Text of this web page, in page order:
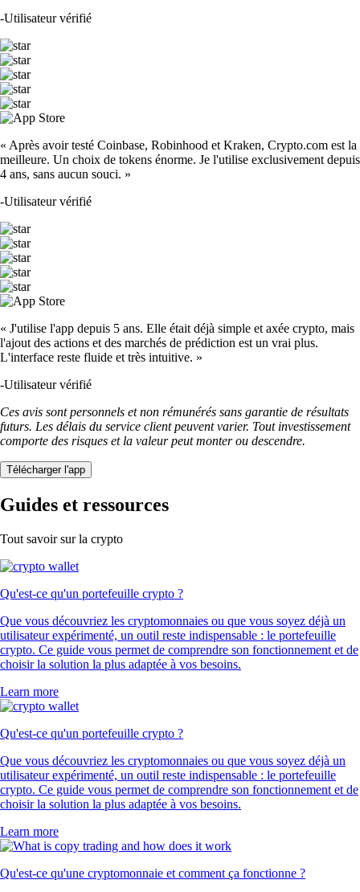
-Utilisateur vérifié
« Après avoir testé Coinbase, Robinhood et Kraken, Crypto.com est la
meilleure. Un choix de tokens énorme. Je l'utilise exclusivement depuis
4 ans, sans aucun souci. »
-Utilisateur vérifié
« J'utilise l'app depuis 5 ans. Elle était déjà simple et axée crypto, mais
l'ajout des actions et des marchés de prédiction est un vrai plus.
L'interface reste fluide et très intuitive. »
-Utilisateur vérifié
Ces avis sont personnels et non rémunérés sans garantie de résultats
futurs. Les délais du service client peuvent varier. Tout investissement
comporte des risques et la valeur peut monter ou descendre.
Télécharger l'app
Guides et ressources
Tout savoir sur la crypto
Qu'est-ce qu'un portefeuille crypto ?
Que vous découvriez les cryptomonnaies ou que vous soyez déjà un
utilisateur expérimenté, un outil reste indispensable : le portefeuille
crypto. Ce guide vous permet de comprendre son fonctionnement et de
choisir la solution la plus adaptée à vos besoins.
Learn more
Qu'est-ce qu'un portefeuille crypto ?
Que vous découvriez les cryptomonnaies ou que vous soyez déjà un
utilisateur expérimenté, un outil reste indispensable : le portefeuille
crypto. Ce guide vous permet de comprendre son fonctionnement et de
choisir la solution la plus adaptée à vos besoins.
Learn more
Qu'est-ce qu'une cryptomonnaie et comment ça fonctionne ?